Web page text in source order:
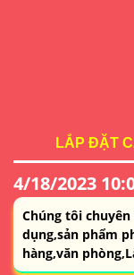
LẮP ĐẶT
4/18/2023
Chúng tôi
dụng,sản phẩm
hàng,văn